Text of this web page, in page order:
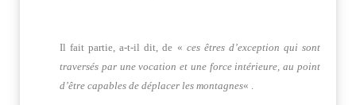
Il fait partie, a-t-il dit, de « ces êtres d’exception qui sont
traversés par une vocation et une force intérieure, au point
d’être capables de déplacer les montagnes« .